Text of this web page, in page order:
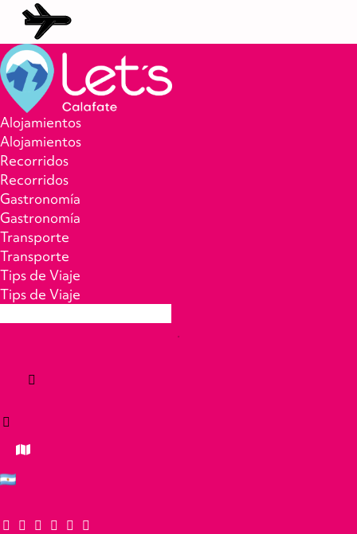
Skip
the
content
Lets
Calafate
Alojamientos
Alojamientos
Recorridos
Recorridos
Gastronomía
Gastronomía
Transporte
Transporte
Tips de Viaje
Tips de Viaje